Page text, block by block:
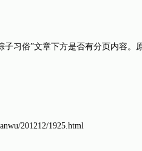
习俗”文章下方是否有分页内容。
201212/1925.html